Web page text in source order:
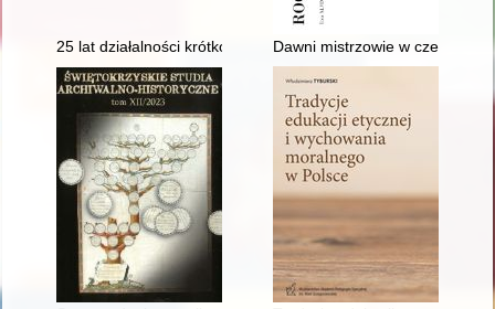
25 lat działalności krótkofalowców w Towarzystwie
Dawni mistrzowie w czerni i